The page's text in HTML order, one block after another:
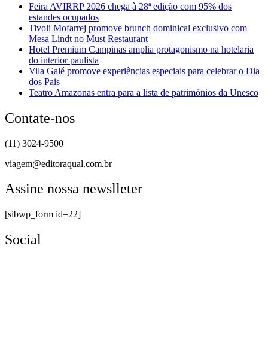
Feira AVIRRP 2026 chega à 28ª edição com 95% dos
estandes ocupados
Tivoli Mofarrej promove brunch dominical exclusivo com
Mesa Lindt no Must Restaurant
Hotel Premium Campinas amplia protagonismo na hotelaria
do interior paulista
Vila Galé promove experiências especiais para celebrar o Dia
dos Pais
Teatro Amazonas entra para a lista de patrimônios da Unesco
Contate-nos
(11) 3024-9500
viagem@editoraqual.com.br
Assine nossa newslleter
[sibwp_form id=22]
Social